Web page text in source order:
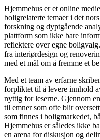
Hjemmehus er et online
boligrelaterte temaer i det
forskning og dyptgående
plattform som ikke bare
reflektere over egne
fra interiørdesign og
med et mål om å fremme et
Med et team av erfarne
forpliktet til å levere innhold
nyttig for leserne. Gjennom
til emner som ofte blir
som finnes i boligmarkedet,
Hjemmehus er således ikke
en arena for diskusjon og